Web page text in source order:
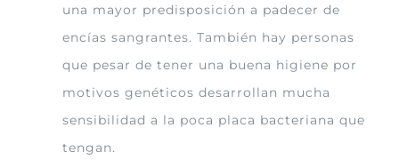
una mayor predisposición a padecer de
encías sangrantes. También hay personas
que pesar de tener una buena higiene por
motivos genéticos desarrollan mucha
sensibilidad a la poca placa bacteriana que
tengan.